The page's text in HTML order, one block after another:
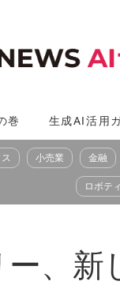
巻 生成AI活用
小売業 金融
ロボテ
ー、新